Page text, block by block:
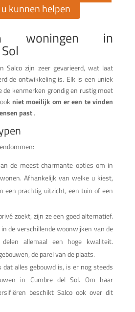
kunnen helpen
woningen in
Salco zijn zeer gevarieerd, wat laat
de ontwikkeling is. Elk is een uniek
kenmerken grondig en rustig moet
niet moeilijk om er een te vinden
past.
de meest charmante opties om in
Afhankelijk van welke u kiest,
een prachtig uitzicht, een tuin of een
zoekt, zijn ze een goed alternatief.
de verschillende woonwijken van de
delen allemaal een hoge kwaliteit.
de parel van de plaats.
dat alles gebouwd is, is er nog steeds
in Cumbre del Sol. Om haar
beschikt Salco ook over dit